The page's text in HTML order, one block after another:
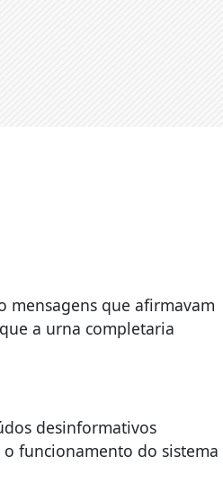
mensagens que afirmavam
a urna completaria
desinformativos
funcionamento do sistema